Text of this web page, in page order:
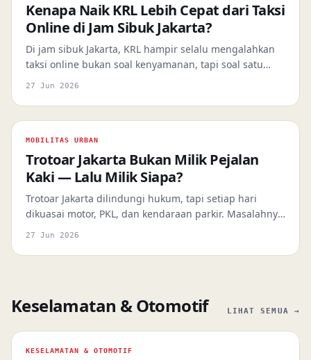
Kenapa Naik KRL Lebih Cepat dari Taksi
Online di Jam Sibuk Jakarta?
Di jam sibuk Jakarta, KRL hampir selalu mengalahkan
taksi online bukan soal kenyamanan, tapi soal satu
keunggulan absolut: jalur eksklusif yang bebas macet.
27 Jun 2026
MOBILITAS URBAN
Trotoar Jakarta Bukan Milik Pejalan
Kaki — Lalu Milik Siapa?
Trotoar Jakarta dilindungi hukum, tapi setiap hari
dikuasai motor, PKL, dan kendaraan parkir. Masalahnya
bukan aturan yang kurang — tapi ekosistem yang bikin
27 Jun 2026
Keselamatan & Otomotif LIHAT SEMUA →
KESELAMATAN & OTOMOTIF